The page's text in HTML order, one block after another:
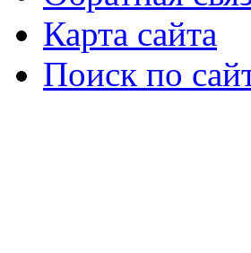
Карта сайта
Поиск по